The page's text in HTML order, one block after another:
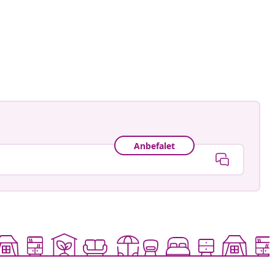
Anbefalet